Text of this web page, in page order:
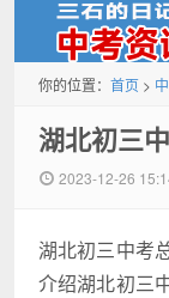
中考资讯网
你的位置： 首页 >
湖北初三
2023-12-26
湖北初三中考
介绍湖北初三